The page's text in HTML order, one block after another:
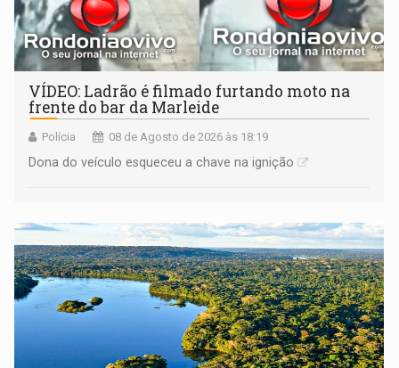
VÍDEO: Ladrão é filmado furtando moto na
frente do bar da Marleide
Polícia 08 de Agosto de 2026 às 18:19
Dona do veículo esqueceu a chave na ignição